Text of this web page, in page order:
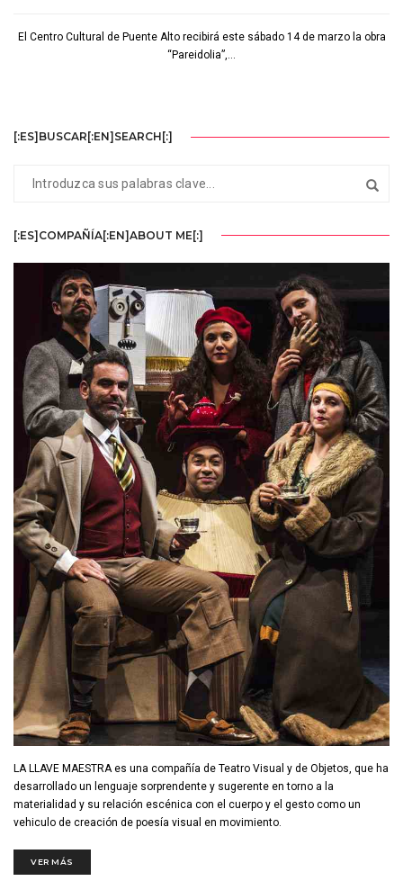
El Centro Cultural de Puente Alto recibirá este sábado 14 de marzo la obra
“Pareidolia”,...
[:ES]BUSCAR[:EN]SEARCH[:]
[:ES]COMPAÑÍA[:EN]ABOUT ME[:]
LA LLAVE MAESTRA es una compañía de Teatro Visual y de Objetos, que ha
desarrollado un lenguaje sorprendente y sugerente en torno a la
materialidad y su relación escénica con el cuerpo y el gesto como un
vehiculo de creación de poesía visual en movimiento.
VER MÁS